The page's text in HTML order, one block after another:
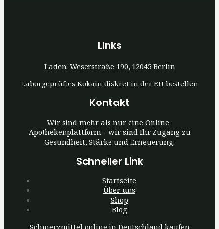
Links
Laden: Weserstraße 190, 12045 Berlin
Laborgeprüftes Kokain diskret in der EU bestellen
Kontakt
Wir sind mehr als nur eine Online-
Apothekenplattform – wir sind Ihr Zugang zu
Gesundheit, Stärke und Erneuerung.
Schneller Link
Startseite
Über uns
Shop
Blog
Schmerzmittel online in Deutschland kaufen